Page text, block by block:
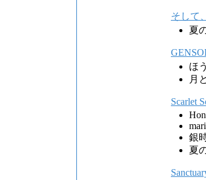
そして
夏
ほ
月
Scarlet
銀
夏